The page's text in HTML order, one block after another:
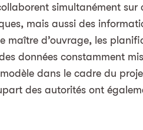
simultanément
mais aussi des
maître d’ouvrage, les
données constamment
dans le cadre du
des autorités ont